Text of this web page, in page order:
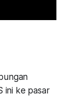
ini ke pasar